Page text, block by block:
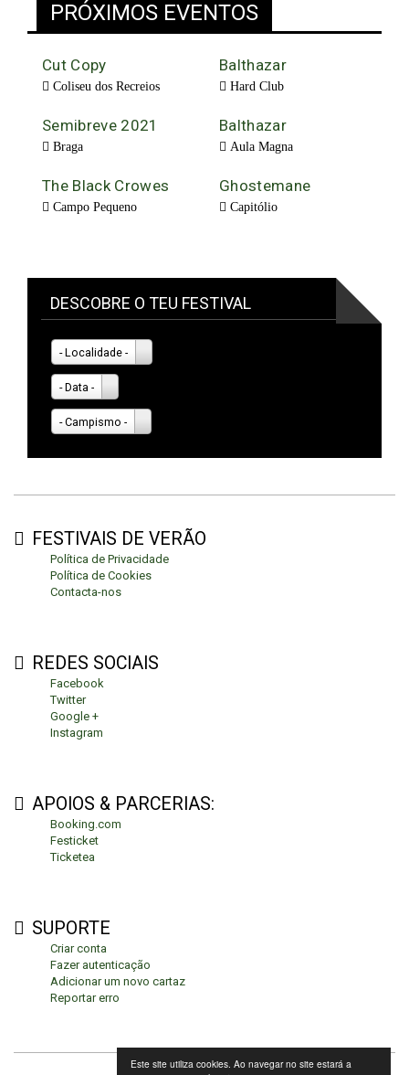
Este site utiliza cookies. Ao navegar no site estará a
PRÓXIMOS EVENTOS
Cut Copy
Coliseu dos Recreios
Balthazar
Hard Club
Semibreve 2021
Braga
Balthazar
Aula Magna
The Black Crowes
Campo Pequeno
Ghostemane
Capitólio
DESCOBRE O TEU FESTIVAL
- Localidade -
- Data -
- Campismo -
FESTIVAIS DE VERÃO
Política de Privacidade
Política de Cookies
Contacta-nos
REDES SOCIAIS
Facebook
Twitter
Google +
Instagram
APOIOS & PARCERIAS:
Booking.com
Festicket
Ticketea
SUPORTE
Criar conta
Fazer autenticação
Adicionar um novo cartaz
Reportar erro